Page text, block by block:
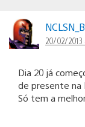
20/02/2013
Dia 20 já
de presente na
Só tem a